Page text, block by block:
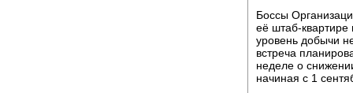
Боссы
её штаб-квартире
уровень добычи
встреча
неделе о
начиная с 1